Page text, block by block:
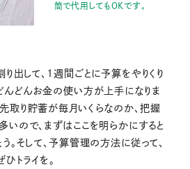
筒で代用してもOKです。
り出して、1週間ごとに予算をやりくり
んどんお金の使い方が上手になりま
取り貯蓄が毎月いくらなのか、把握
いので、まずはここを明らかにすると
。そして、予算管理の方法に従って、
トライを。